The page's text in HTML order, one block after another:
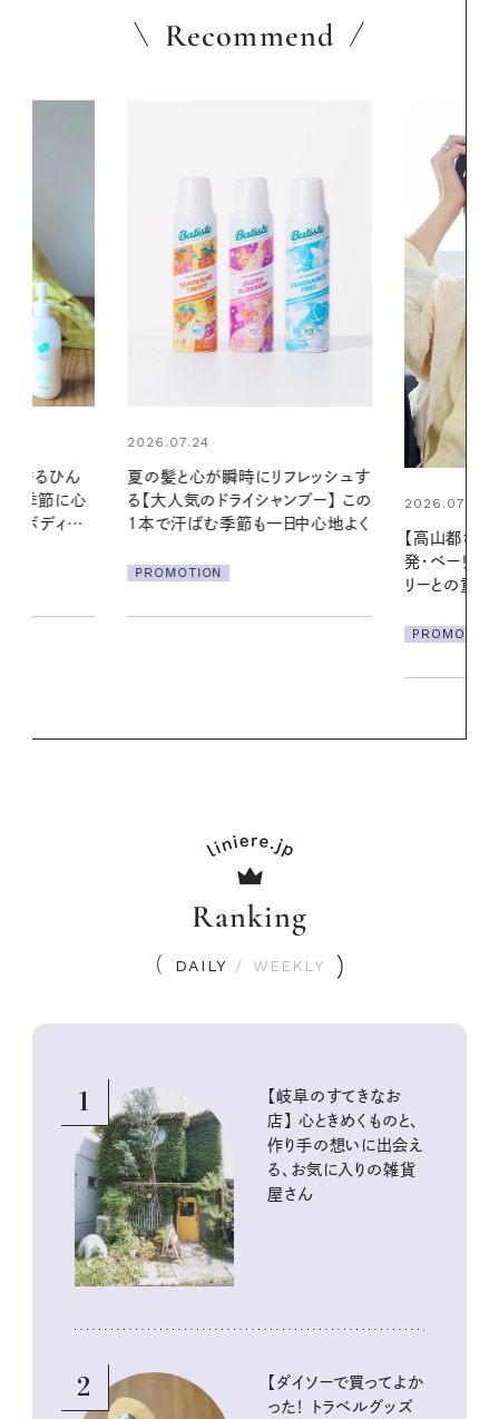
Recommend
レッシュす
プー】 この
中心地よく
2026.07.21
発・ベーリングの腕時計】 アクセサ
リーとの重ねづけも素敵な大人の
2026.06.01
える夜の爽
PROMOTION
Ranking
DAILY / WEEKLY
1
【岐阜のすてきなお
店】 心ときめくものと、
作り手の想いに出会え
る、お気に入りの雑貨
屋さん
2
【ダイソーで買ってよか
った！ トラベルグッズ